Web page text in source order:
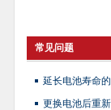
常见问题
延长电池寿命
更换电池后重